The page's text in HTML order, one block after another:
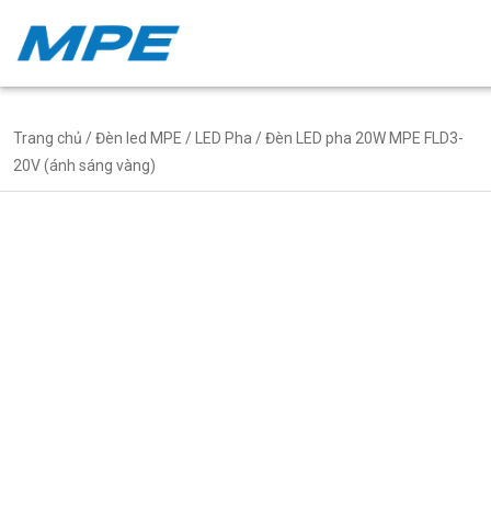
Trang chủ /Đèn led MPE / LED Pha / Đèn LED pha 20W MPE FLD3-
20V (ánh sáng vàng)